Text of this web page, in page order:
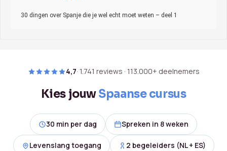
30 dingen over Spanje die je wel echt moet weten – deel 1
4,7· 1.741 reviews · 113.000+ deelnemers
Kies jouwSpaanse cursus
30 min per dag Spreken in 8 weken
Levenslang toegang 2 begeleiders (NL + ES)